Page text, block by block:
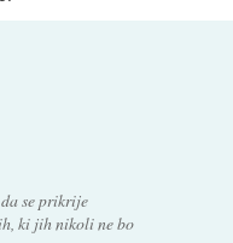
se prikrije
ki jih nikoli ne bo